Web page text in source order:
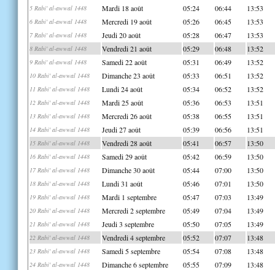
5 Rabi' al-awwal 1448 Mardi 18 août 05:24 06:44 13:53
6 Rabi' al-awwal 1448 Mercredi 19 août 05:26 06:45 13:53
7 Rabi' al-awwal 1448 Jeudi 20 août 05:28 06:47 13:53
8 Rabi' al-awwal 1448 Vendredi 21 août 05:29 06:48 13:52
9 Rabi' al-awwal 1448 Samedi 22 août 05:31 06:49 13:52
10 Rabi' al-awwal 1448 Dimanche 23 août 05:33 06:51 13:52
11 Rabi' al-awwal 1448 Lundi 24 août 05:34 06:52 13:52
12 Rabi' al-awwal 1448 Mardi 25 août 05:36 06:53 13:51
13 Rabi' al-awwal 1448 Mercredi 26 août 05:38 06:55 13:51
14 Rabi' al-awwal 1448 Jeudi 27 août 05:39 06:56 13:51
15 Rabi' al-awwal 1448 Vendredi 28 août 05:41 06:57 13:50
16 Rabi' al-awwal 1448 Samedi 29 août 05:42 06:59 13:50
17 Rabi' al-awwal 1448 Dimanche 30 août 05:44 07:00 13:50
18 Rabi' al-awwal 1448 Lundi 31 août 05:46 07:01 13:50
19 Rabi' al-awwal 1448 Mardi 1 septembre 05:47 07:03 13:49
20 Rabi' al-awwal 1448 Mercredi 2 septembre 05:49 07:04 13:49
21 Rabi' al-awwal 1448 Jeudi 3 septembre 05:50 07:05 13:49
22 Rabi' al-awwal 1448 Vendredi 4 septembre 05:52 07:07 13:48
23 Rabi' al-awwal 1448 Samedi 5 septembre 05:54 07:08 13:48
24 Rabi' al-awwal 1448 Dimanche 6 septembre 05:55 07:09 13:48